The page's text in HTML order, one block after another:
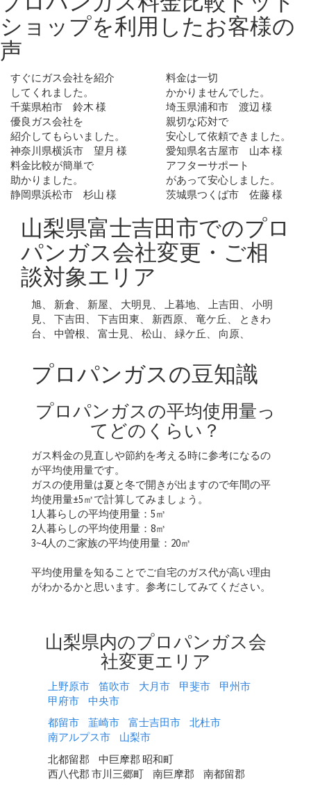
ショップを利用したお客様の
声
すぐにガス会社を紹介
してくれました。
千葉県柏市 鈴木 様
料金は一切
かかりませんでした。
埼玉県浦和市 渡辺 様
優良ガス会社を
紹介してもらいました。
神奈川県横浜市 望月 様
親切な応対で
安心して依頼できました。
愛知県名古屋市 山本 様
料金比較が簡単で
助かりました。
静岡県浜松市 杉山 様
アフターサポート
があって安心しました。
茨城県つくば市 佐藤 様
山梨県富士吉田市でのプロ
パンガス会社変更・ご相
談対象エリア
旭、 新倉、 新屋、 大明見、 上暮地、 上吉田、 小明
見、 下吉田、 下吉田東、 新西原、 竜ケ丘、 ときわ
台、 中曽根、 富士見、 松山、 緑ケ丘、 向原、
プロパンガスの豆知識
プロパンガスの平均使用量っ
てどのくらい？
ガス料金の見直しや節約を考える時に参考になるの
が平均使用量です。
ガスの使用量は夏と冬で開きが出ますので年間の平
均使用量±5㎥で計算してみましょう。
1人暮らしの平均使用量：5㎥
2人暮らしの平均使用量：8㎥
3~4人のご家族の平均使用量：20㎥
平均使用量を知ることでご自宅のガス代が高い理由
がわかるかと思います。参考にしてみてください。
山梨県内のプロパンガス会
社変更エリア
上野原市 笛吹市 大月市 甲斐市
甲州市
甲府市
中央市
都留市
韮崎市 富士吉田市
北杜市
南アルプス市
山梨市
北都留郡
中巨摩郡 昭和町
西八代郡 市川三郷町
南巨摩郡 南都留郡